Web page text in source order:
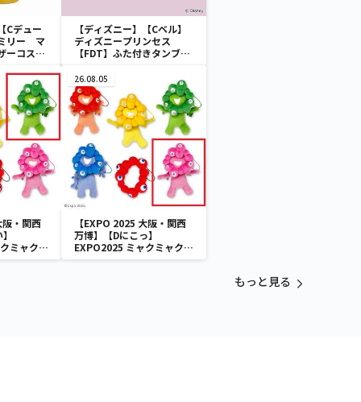
Cデュー
リー マ
ーコスチ
【ディズニー】【Cベル】
ディズニープリンセス
【FDT】ふた付きタンブラ
・関西
ミャク
きぬいぐ
26.08.05
【EXPO 2025 大阪・関西
万博】【Dにこっ】
EXPO2025 ミャクミャク
カラフルゴム紐付きぬいぐ
もっと見る